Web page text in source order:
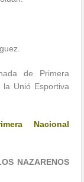
de Primera
Unió Esportiva
Nacional
NAZARENOS